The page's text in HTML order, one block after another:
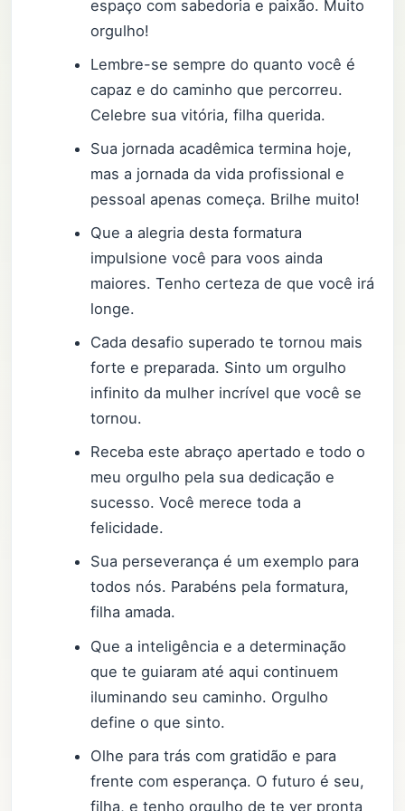
espaço com sabedoria e paixão. Muito
orgulho!
Lembre-se sempre do quanto você é
capaz e do caminho que percorreu.
Celebre sua vitória, filha querida.
Sua jornada acadêmica termina hoje,
mas a jornada da vida profissional e
pessoal apenas começa. Brilhe muito!
Que a alegria desta formatura
impulsione você para voos ainda
maiores. Tenho certeza de que você irá
longe.
Cada desafio superado te tornou mais
forte e preparada. Sinto um orgulho
infinito da mulher incrível que você se
tornou.
Receba este abraço apertado e todo o
meu orgulho pela sua dedicação e
sucesso. Você merece toda a
felicidade.
Sua perseverança é um exemplo para
todos nós. Parabéns pela formatura,
filha amada.
Que a inteligência e a determinação
que te guiaram até aqui continuem
iluminando seu caminho. Orgulho
define o que sinto.
Olhe para trás com gratidão e para
frente com esperança. O futuro é seu,
filha, e tenho orgulho de te ver pronta